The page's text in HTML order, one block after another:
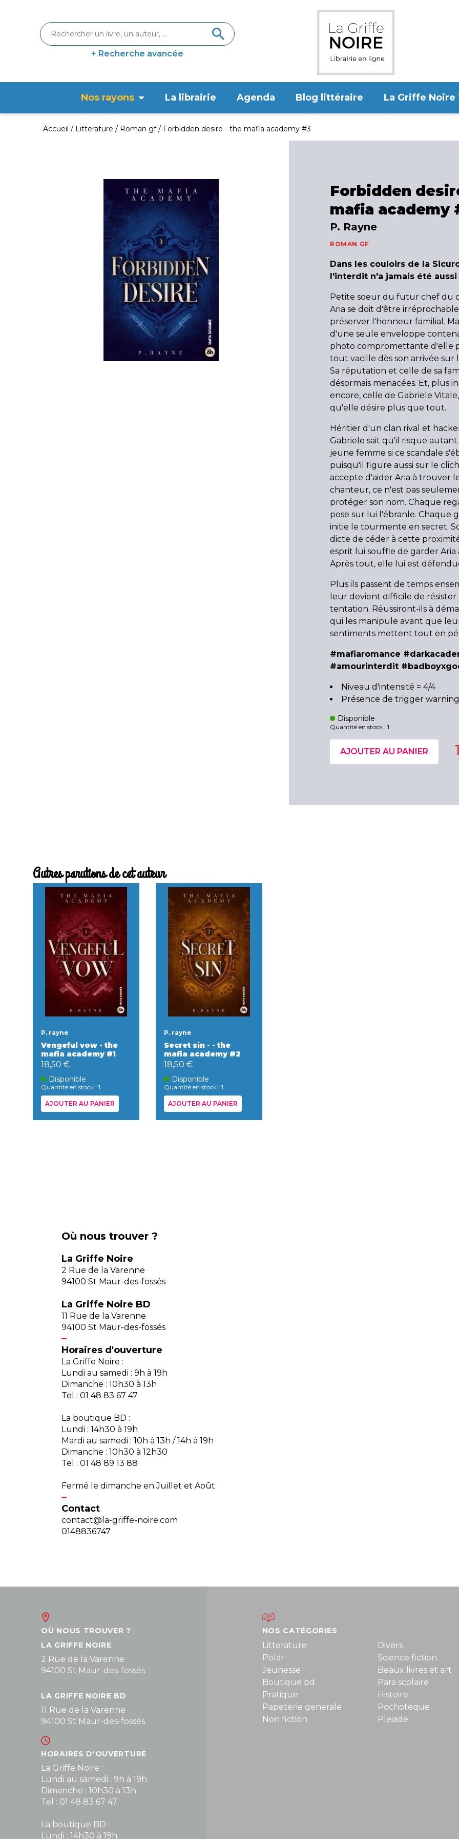
+ Recherche avancée
Nos rayons La librairie Agenda Blog littéraire La Griffe Noire
Accueil Litterature Roman gf Forbidden desire - the mafia academy #3
Forbidden
mafia academy
P. Rayne
ROMAN GF
Dans les couloirs de la
l'interdit n'a jamais été
Petite soeur du futur chef du
Aria se doit d'être
préserver l'honneur familial.
d'une seule enveloppe
photo compromettante d'elle
tout vacille dès son arrivée sur
Sa réputation et celle de sa
désormais menacées. Et, plus
encore, celle de Gabriele
qu'elle désire plus que tout.
Héritier d'un clan rival et
Gabriele sait qu'il risque
jeune femme si ce scandale
puisqu'il figure aussi sur le
accepte d'aider Aria à trouver
chanteur, ce n'est pas
protéger son nom. Chaque
pose sur lui l'ébranle. Chaque
initie le tourmente en secret.
dicte de céder à cette
esprit lui souffle de garder Aria
Après tout, elle lui est
Plus ils passent de temps
leur devient difficile de résister
tentation. Réussiront-ils à
qui les manipule avant que
sentiments mettent tout en
#mafiaromance
#amourinterdit
Niveau d'intensité = 4/4
Présence de trigger
Disponible
Quantité en stock : 1
AJOUTER AU PANIER
Autres parutions de cet auteur
P. rayne
Vengeful vow - the
mafia academy #1
18,50 €
Disponible
Quantité en stock : 1
AJOUTER AU PANIER
P. rayne
Secret sin - - the
mafia academy #2
18,50 €
Disponible
Quantité en stock : 1
AJOUTER AU PANIER
Où nous trouver ?
La Griffe Noire
2 Rue de la Varenne
94100 St Maur-des-fossés
La Griffe Noire BD
11 Rue de la Varenne
94100 St Maur-des-fossés
Horaires d'ouverture
La Griffe Noire :
Lundi au samedi : 9h à 19h
Dimanche : 10h30 à 13h
Tel : 01 48 83 67 47
La boutique BD :
Lundi : 14h30 à 19h
Mardi au samedi : 10h à 13h / 14h à 19h
Dimanche : 10h30 à 12h30
Tel : 01 48 89 13 88
Fermé le dimanche en Juillet et Août
Contact
contact@la-griffe-noire.com
0148836747
OÙ NOUS TROUVER ?
LA GRIFFE NOIRE
2 Rue de la Varenne
94100 St Maur-des-fossés
LA GRIFFE NOIRE BD
11 Rue de la Varenne
94100 St Maur-des-fossés
HORAIRES D'OUVERTURE
La Griffe Noire :
Lundi au samedi : 9h à 19h
Dimanche : 10h30 à 13h
Tel : 01 48 83 67 47
La boutique BD :
Lundi : 14h30 à 19h
NOS CATÉGORIES
Litterature
Polar
Jeunesse
Boutique bd
Pratique
Papeterie generale
Non fiction
Divers
Science fiction
Beaux livres et art
Para scolaire
Histoire
Pochoteque
Pleiade